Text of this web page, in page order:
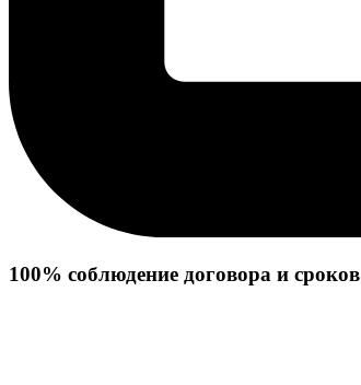
100% соблюдение договора и сроков